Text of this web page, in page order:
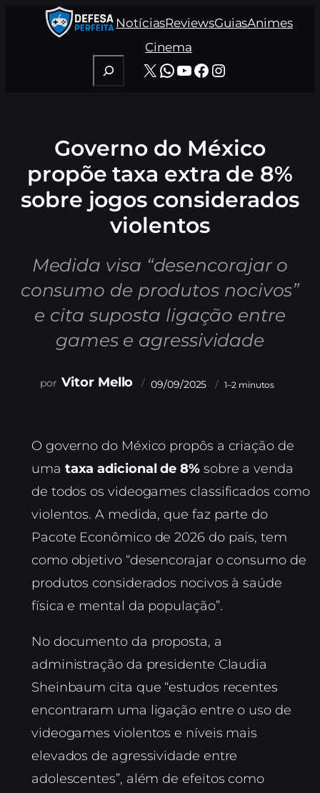
NotíciasReviewsGuiasAnimes
Cinema
Pesquisar
X WhatsApp
Youtube
Facebook
Instagram
Governo do México
propõe taxa extra de 8%
sobre jogos considerados
violentos
Medida visa “desencorajar o
consumo de produtos nocivos”
e cita suposta ligação entre
games e agressividade
Vitor Mello 09/09/2025 1–2 minutos
O governo do México propôs a criação de
uma taxa adicional de 8%sobre a venda
de todos os videogames classificados como
violentos. A medida, que faz parte do
Pacote Econômico de 2026 do país, tem
como objetivo “desencorajar o consumo de
produtos considerados nocivos à saúde
física e mental da população”.
No documento da proposta, a
administração da presidente Claudia
Sheinbaum cita que “estudos recentes
encontraram uma ligação entre o uso de
videogames violentos e níveis mais
elevados de agressividade entre
adolescentes”, além de efeitos como